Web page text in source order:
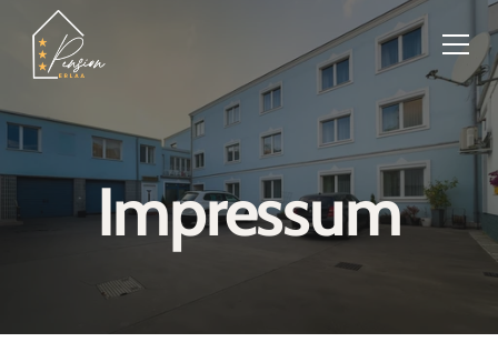
Home
Zimmer
Über uns
Kontakt & Anreise
Impressum